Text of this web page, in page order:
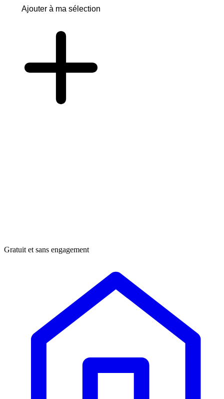
Ajouter à ma sélection
Gratuit et sans engagement